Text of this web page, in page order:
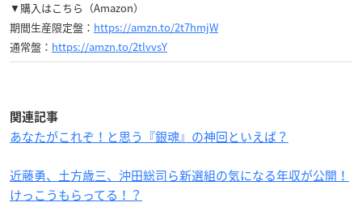
▼購入はこちら（Amazon）
期間生産限定盤： https://amzn.to/2t7hmjW
通常盤： https://amzn.to/2tlvvsY
関連記事
あなたがこれぞ！と思う『銀魂』の神回といえば？
近藤勇、土方歳三、沖田総司ら新選組の気になる年収が公開！
けっこうもらってる！？